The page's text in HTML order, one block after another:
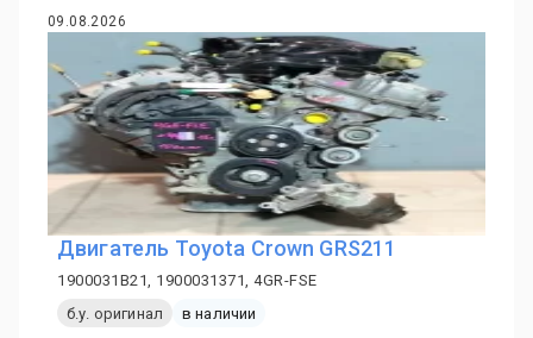
09.08.2026
Двигатель Toyota Crown GRS211
1900031B21, 1900031371, 4GR-FSE
б.у. оригинал
в наличии